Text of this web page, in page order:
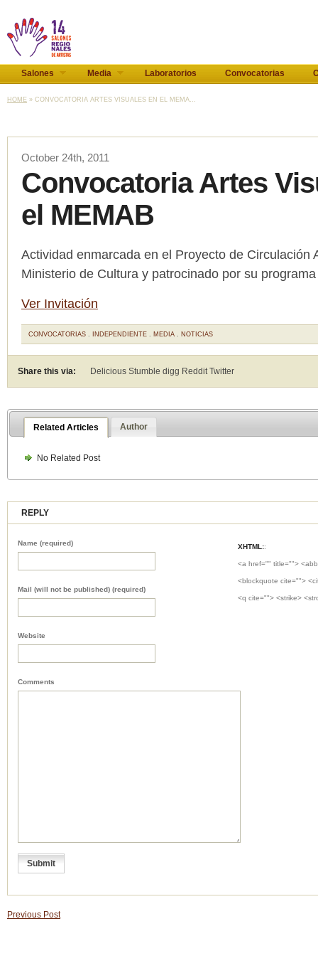
Salones Media Laboratorios Convocatorias
HOME » CONVOCATORIA ARTES VISUALES EN EL MEMA...
October 24th, 2011
Convocatoria Artes
el MEMAB
Actividad enmarcada en el Proyecto de Circulación
Ministerio de Cultura y patrocinado por su
Ver Invitación
CONVOCATORIAS . INDEPENDIENTE . MEDIA . NOTICIAS
Share this via: Delicious Stumble digg RedditTwitter
Related Articles Author
No Related Post
REPLY
XHTML::
<a href="" title="">
<blockquote cite="">
<q cite=""> <strike>
Name (required)
Mail (will not be published) (required)
Website
Comments
Previous Post